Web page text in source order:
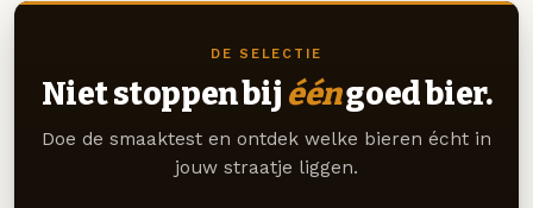
DE SELECTIE
Niet stoppen bij ééngoed bier.
Doe de smaaktest en ontdek welke bieren écht in
jouw straatje liggen.